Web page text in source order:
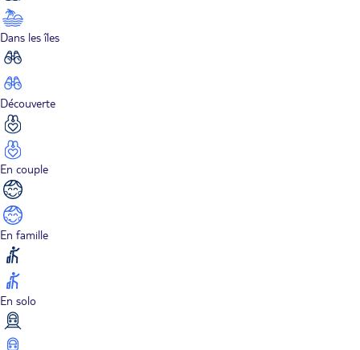
Dans les îles
Découverte
En couple
En famille
En solo